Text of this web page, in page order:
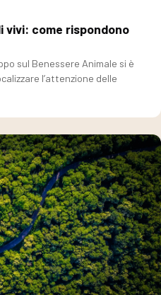
vivi: come rispondono
sul Benessere Animale si è
l’attenzione delle